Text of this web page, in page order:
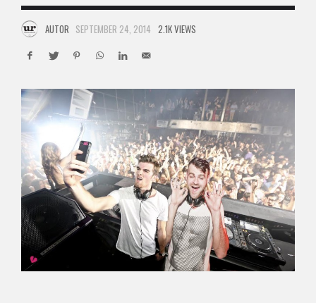
AUTOR SEPTEMBER 24, 2014 2.1K VIEWS